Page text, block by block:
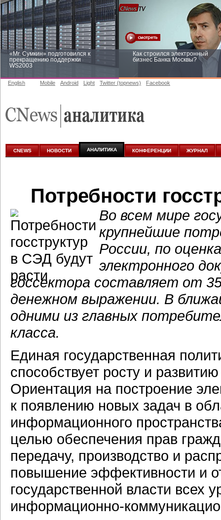
«Mr. Сумкин» подготовился к
прекращению поддержки
WS2003
Как строился электронный
бизнес Банка Москвы?
аналитике
English Mobile Android Light Twitter (topnews) Facebook
CNEWS НОВОСТИ АНАЛИТИКА КОНФЕРЕНЦИИ ЖУРНАЛ
Потребности
Во всем мире
крупнейшие
России, по
электронного
госсектора составляет от
денежном выражении. В
одними из главных
класса.
Единая государственная
способствует росту и
Ориентация на построение
к появлению новых задач в
информационного
целью обеспечения прав
передачу, производство и
повышение эффективности и
государственной власти всех
информационно-